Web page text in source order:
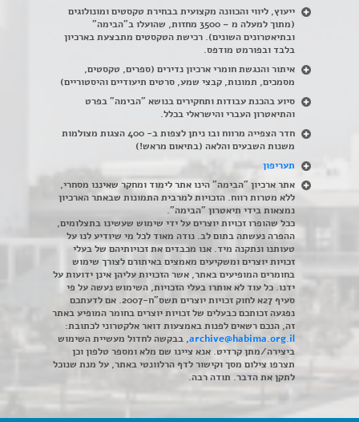
ייעוץ, ליווי והכוונה מקצועית בבחירת טקסטים ומונולוגים
(מתוך למעלה מ – 3500 מחזות, שהועלו ב"הבימה"
ובתיאטרונים השונים). רכישת הטקסטים מתבצעת בארכיון
בלבד ובפורמט מודפס.
איתור והנגשת חומרי ארכיון נדירים (ספרים, טקסטים,
מסמכים, תמונות, קבצי שמע, סרטים תיעודיים והיסטוריים)
סיוע בהכנת עבודות ותחקירים בנושא "הבימה" בפרט
והתיאטרון העברי והישראלי בכלל.
חדר הצפייה מרווח ובו ניתן לצפות ב- 400 הצגות מצולמות
משנות השבעים והלאה (בתיאום מראש!)
תעריפון
אתר ארכיון "הבימה" הינו אתר לימוד ומחקר שאיננו מסחרי,
ללא מטרות רווח. הזכויות למרבית התמונות שבאתר הארכיון
נמצאות בידי תיאטרון "הבימה".
ככל שהופרו זכויות יוצרים על ידי שימוש שעשינו בתצלומים,
ההפרה נעשתה בתום לב. נודה מאוד לכל מי שיודיע לנו על
טעותנו ונתקנה מיד. אנו מכבדים את זכויותיהם של בעלי
זכויות יוצרים ומשקיעים מאמצים באיתורם לצורך שימוש
בחומרים המופיעים באתר, אשר הזכויות עליהן אינן ידועות על
ידנו. כל עוד לא אותרו בעלי הזכויות, השימוש נעשה על פי
סעיף 27א לחוק זכויות יוצרים תשס"ח-2007. אם לדעתכם
נפגעה זכותכם כבעלים של זכויות יוצרים בחומר המופיע באתר
זה, הנכם רשאים לפנות באמצעות דואר אלקטרוני לכתובת:
archive@habima.org.il, בבקשה לחדול מעשיית השימוש
ביצירה/מתן קרדיט. אנא ציינו שם מלא ומספר טלפון וכן
תצרפו צילום מסך וקישור לדף הרלוונטי באתר, על מנת שנוכל
לתקן את הדבר. תודה רבה.